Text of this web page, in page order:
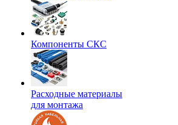
Компоненты СКС
Расходные материалы
для монтажа